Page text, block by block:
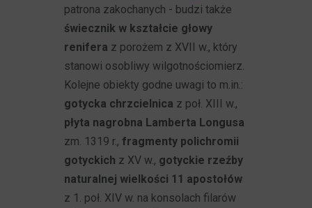
patrona zakochanych - budzi także
świecznik w kształcie głowy
renifera z porożem z XVII w., który
stanowi osobliwy wilgotnościomierz.
Kolejne obiekty godne uwagi to m.in.:
gotycka chrzcielnica z poł. XIII w.,
płyta nagrobna Lamberta Longusa
zm. 1319 r.,fragmenty polichromii
gotyckich z XV w., gotyckie rzeźby
naturalnej wielkości 11 apostołów
z 1. poł. XIV w. na konsolach filarów